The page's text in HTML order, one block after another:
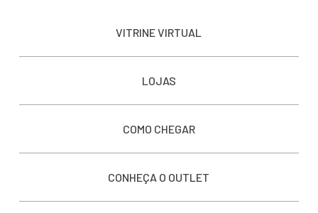
VITRINE VIRTUAL
LOJAS
COMO CHEGAR
CONHEÇA O OUTLET